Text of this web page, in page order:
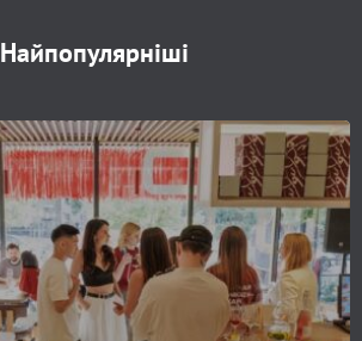
Найпопулярніші